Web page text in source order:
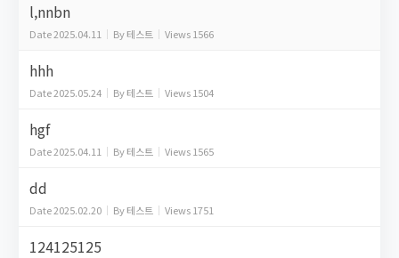
l,nnbn
Date2025.04.11 By테스트 Views1566
hhh
Date2025.05.24 By테스트 Views1504
hgf
Date2025.04.11 By테스트 Views1565
dd
Date2025.02.20 By테스트 Views1751
124125125